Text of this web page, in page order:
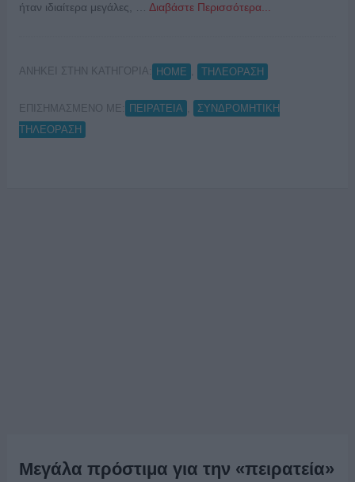
ήταν ιδιαίτερα μεγάλες, … Διαβάστε Περισσότερα...
ΑΝΗΚΕΙ ΣΤΗΝ ΚΑΤΗΓΟΡΙΑ: HOME ΤΗΛΕΟΡΑΣΗ
ΕΠΙΣΗΜΑΣΜΕΝΟ ΜΕ: ΠΕΙΡΑΤΕΙΑ
ΣΥΝΔΡΟΜΗΤΙΚΗ
ΤΗΛΕΟΡΑΣΗ
Μεγάλα πρόστιμα για την «πειρατεία»